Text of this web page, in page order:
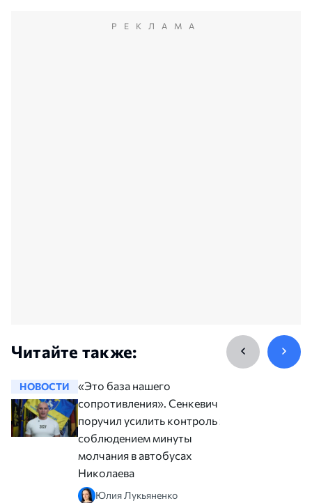
РЕКЛАМА
Читайте также:
НОВОСТИ
«Это база нашего
сопротивления». Сенкевич
поручил усилить контроль за
соблюдением минуты
молчания в автобусах
Николаева
Юлия Лукьяненко